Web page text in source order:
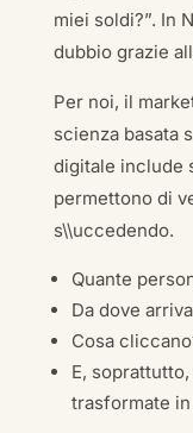
miei soldi?”. In
dubbio grazie
Per noi, il
scienza basata
digitale include
permettono di
s\\uccedendo.
Quante
Da dove
Cosa
E,
trasformate